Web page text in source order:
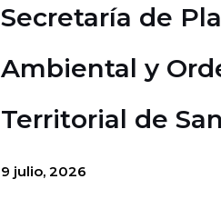
Secretaría de
Ambiental y
Territorial de
9 julio, 2026